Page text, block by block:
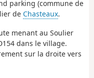
parking (commune de
de Chasteaux.
menant au Soulier
dans le village.
sur la droite vers